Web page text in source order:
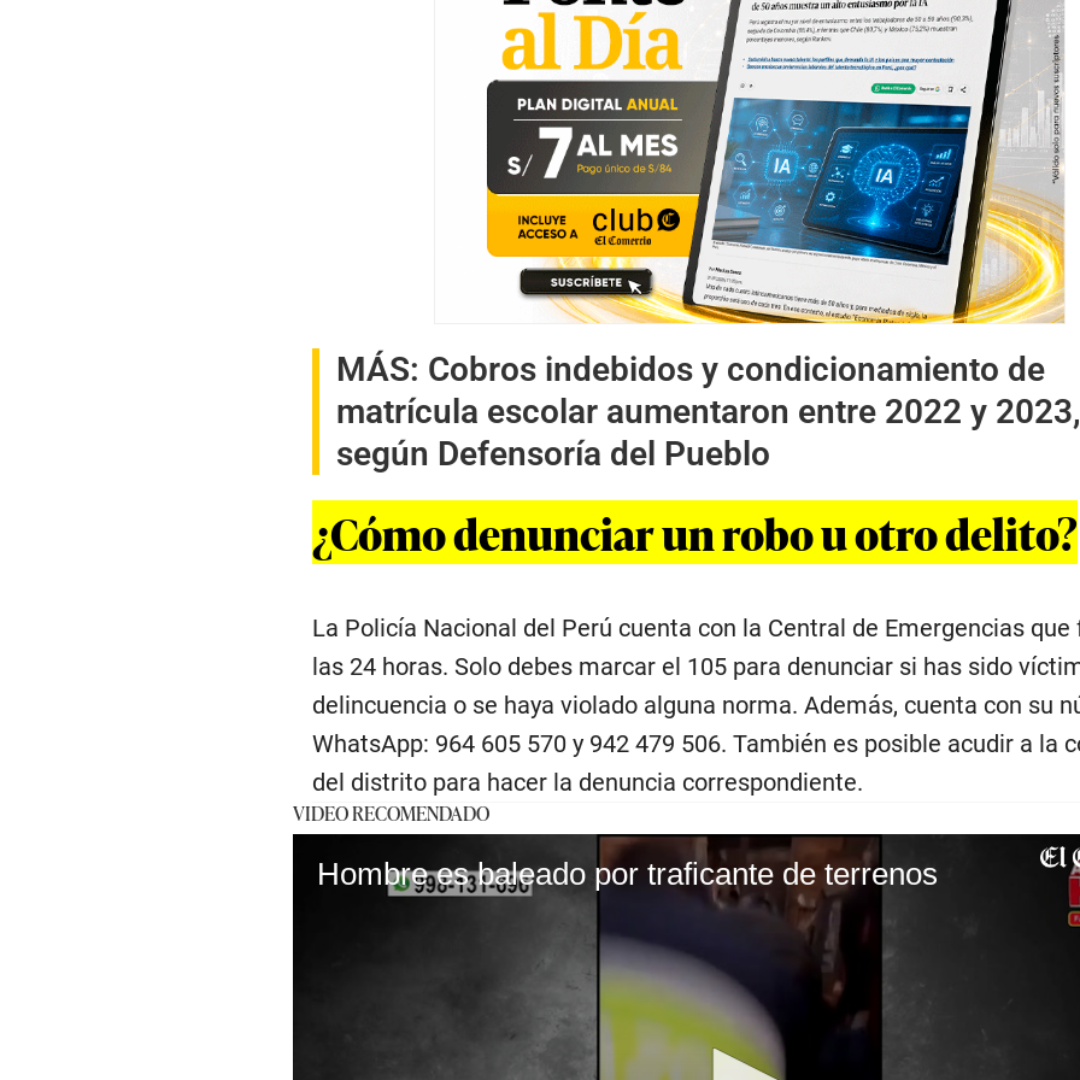
MÁS: Cobros indebidos y condicionamiento de
matrícula escolar aumentaron entre 2022 y 2023,
según Defensoría del Pueblo
¿Cómo denunciar un robo u otro delito?
La Policía Nacional del Perú cuenta con la Central de Emergencias que
las 24 horas. Solo debes marcar el 105 para denunciar si has sido
delincuencia o se haya violado alguna norma. Además, cuenta con su
WhatsApp: 964 605 570 y 942 479 506. También es posible acudir a la
del distrito para hacer la denuncia correspondiente.
VIDEO RECOMENDADO
Hombre es baleado por traficante de terrenos